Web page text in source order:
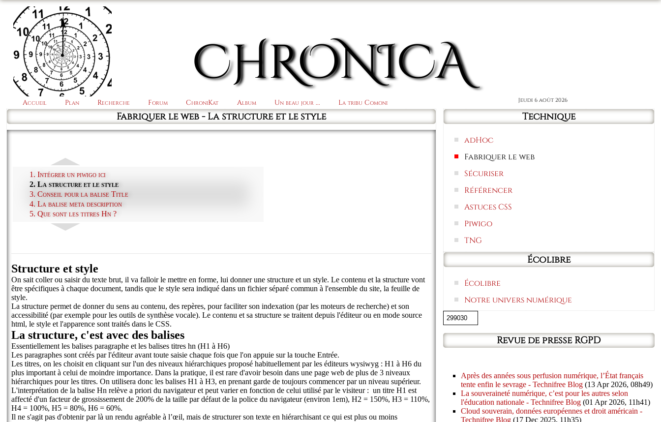
CHRONICA
Accueil Plan Recherche Forum ChroniKat Album Un beau jour ... La tribu Comoni Jeudi 6 août 2026
Fabriquer le web - La structure et le style
1. Intégrer un piwigo ici
2. La structure et le style
3. Conseil pour la balise Title
4. La balise meta description
5. Que sont les titres Hn ?
Structure et style
On sait coller ou saisir du texte brut, il va falloir le mettre en forme, lui donner une structure et un style. Le contenu et la structure vont
être spécifiques à chaque document, tandis que le style sera indiqué dans un fichier séparé commun à l'ensemble du site, la feuille de
style.
La structure permet de donner du sens au contenu, des repères, pour faciliter son indexation (par les moteurs de recherche) et son
accessibilité (par exemple pour les outils de synthèse vocale). Le contenu et sa structure se traitent depuis l'éditeur ou en mode source
html, le style et l'apparence sont traités dans le CSS.
La structure, c'est avec des balises
Essentiellement les balises paragraphe et les balises titres hn (H1 à H6)
Les paragraphes sont créés par l'éditeur avant toute saisie chaque fois que l'on appuie sur la touche Entrée.
Les titres, on les choisit en cliquant sur l'un des niveaux hiérarchiques proposé habituellement par les éditeurs wysiwyg : H1 à H6 du
plus important à celui de moindre importance. Dans la pratique, il est rare d'avoir besoin dans une page web de plus de 3 niveaux
hiérarchiques pour les titres. On utilisera donc les balises H1 à H3, en prenant garde de toujours commencer par un niveau supérieur.
L'interprétation de la balise Hn relève a priori du navigateur et peut varier en fonction de celui utilisé par le visiteur : un titre H1 est
affecté d'un facteur de grossissement de 200% de la taille par défaut de la police du navigateur (environ 1em), H2 = 150%, H3 = 110%,
H4 = 100%, H5 = 80%, H6 = 60%.
Il ne s'agit pas d'obtenir par là un rendu agréable à l’œil, mais de structurer son texte en hiérarchisant ce qui est plus ou moins
Technique
adHoc
Fabriquer le web
Sécuriser
Référencer
Astuces CSS
Piwigo
TNG
Écolibre
Écolibre
Notre univers numérique
Revue de presse RGPD
Après des années sous perfusion numérique, l’État français
tente enfin le sevrage - Technifree Blog (13 Apr 2026, 08h49)
La souveraineté numérique, c’est pour les autres selon
l'éducation nationale - Technifree Blog (01 Apr 2026, 11h41)
Cloud souverain, données européennes et droit américain -
Technifree Blog (17 Dec 2025, 11h35)